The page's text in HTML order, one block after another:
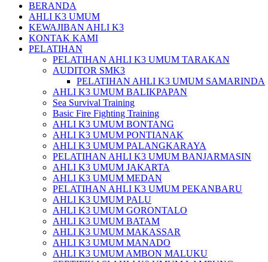
BERANDA
AHLI K3 UMUM
KEWAJIBAN AHLI K3
KONTAK KAMI
PELATIHAN
PELATIHAN AHLI K3 UMUM TARAKAN
AUDITOR SMK3
PELATIHAN AHLI K3 UMUM SAMARINDA
AHLI K3 UMUM BALIKPAPAN
Sea Survival Training
Basic Fire Fighting Training
AHLI K3 UMUM BONTANG
AHLI K3 UMUM PONTIANAK
AHLI K3 UMUM PALANGKARAYA
PELATIHAN AHLI K3 UMUM BANJARMASIN
AHLI K3 UMUM JAKARTA
AHLI K3 UMUM MEDAN
PELATIHAN AHLI K3 UMUM PEKANBARU
AHLI K3 UMUM PALU
AHLI K3 UMUM GORONTALO
AHLI K3 UMUM BATAM
AHLI K3 UMUM MAKASSAR
AHLI K3 UMUM MANADO
AHLI K3 UMUM AMBON MALUKU